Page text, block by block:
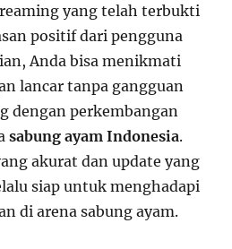
yang telah terbukti
positif dari pengguna
Anda bisa menikmati
lancar tanpa gangguan
dengan perkembangan
sabung ayam Indonesia.
akurat dan update yang
siap untuk menghadapi
di arena sabung ayam.